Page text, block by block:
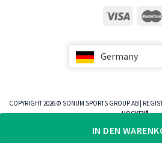
IN DEN
Germany
COPYRIGHT 2026 © SONUM SPORTS GROUP AB |
HOCKEY®